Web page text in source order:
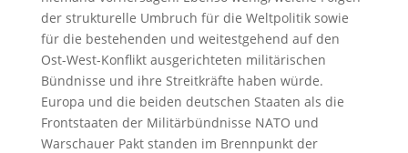
der strukturelle Umbruch für die Weltpolitik sowie
für die bestehenden und weitestgehend auf den
Ost-West-Konflikt ausgerichteten militärischen
Bündnisse und ihre Streitkräfte haben würde.
Europa und die beiden deutschen Staaten als die
Frontstaaten der Militärbündnisse NATO und
Warschauer Pakt standen im Brennpunkt der